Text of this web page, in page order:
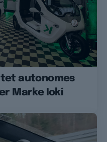
autonomes
Marke Ioki